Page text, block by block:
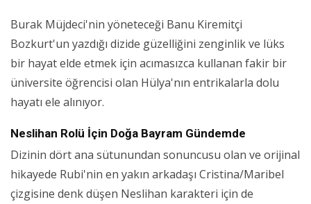
Burak Müjdeci'nin yöneteceği Banu Kiremitçi
Bozkurt'un yazdığı dizide güzelliğini zenginlik ve lüks
bir hayat elde etmek için acımasızca kullanan fakir bir
üniversite öğrencisi olan Hülya'nın entrikalarla dolu
hayatı ele alınıyor.
Neslihan Rolü İçin Doğa Bayram Gündemde
Dizinin dört ana sütunundan sonuncusu olan ve orijinal
hikayede Rubi'nin en yakın arkadaşı Cristina/Maribel
çizgisine denk düşen Neslihan karakteri için de